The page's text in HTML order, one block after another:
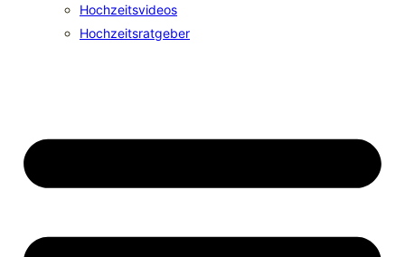
Hochzeitsvideos
Hochzeitsratgeber